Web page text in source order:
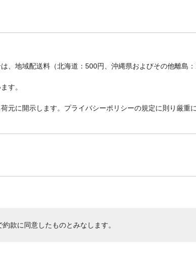
、地域配送料（北海道：500円、沖縄県およびその他離島
す。
元に開示します。プライバシーポリシーの規定に則り厳重
款に同意したものとみなします。